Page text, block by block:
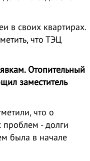
в своих квартирах.
что ТЭЦ
Отопительный
заместитель
что о
проблем - долги
была в начале